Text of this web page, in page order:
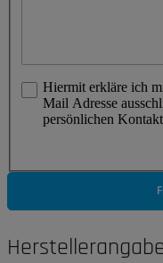
Hiermit erkläre ich
Mail Adresse
persönlichen